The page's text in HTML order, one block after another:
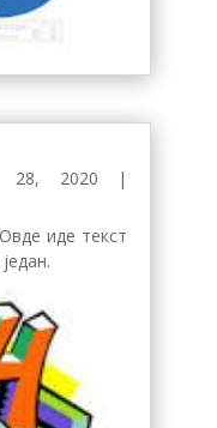
28, 2020 |
иде текст